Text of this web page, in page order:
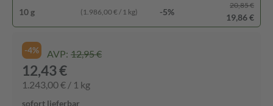
10 g (1.986,00 € / 1 kg) -5%
20,85 €
19,86 €
-4% AVP: 12,95 €
12,43 €
1.243,00 € / 1 kg
sofort lieferbar